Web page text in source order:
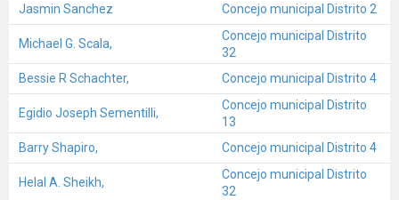
Jasmin Sanchez
Concejo municipal Distrito 2
Michael G. Scala,
Concejo municipal Distrito
32
Bessie R Schachter,
Concejo municipal Distrito 4
Egidio Joseph Sementilli,
Concejo municipal Distrito
13
Barry Shapiro,
Concejo municipal Distrito 4
Helal A. Sheikh,
Concejo municipal Distrito
32